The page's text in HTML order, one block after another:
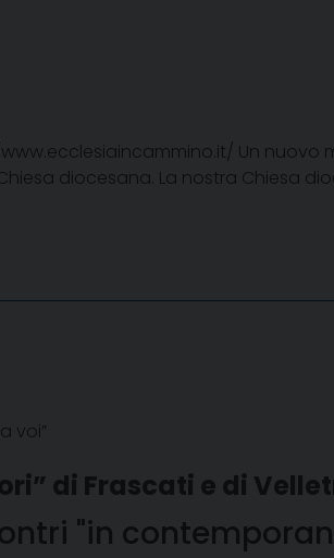
Un
diocesana. La nostra Chiesa
voi”
di Frascati e di
"in